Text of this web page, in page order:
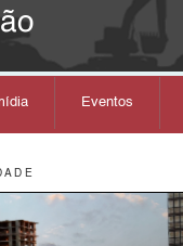
Eventos
A D E